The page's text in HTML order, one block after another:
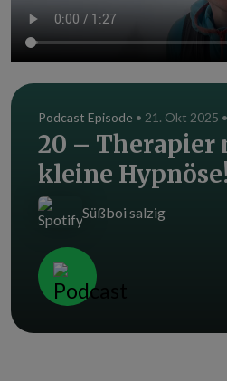
Podcast Episode • 21. Okt 2025
20 – Therapier
kleine Hypnöse!
Süßboi salzig